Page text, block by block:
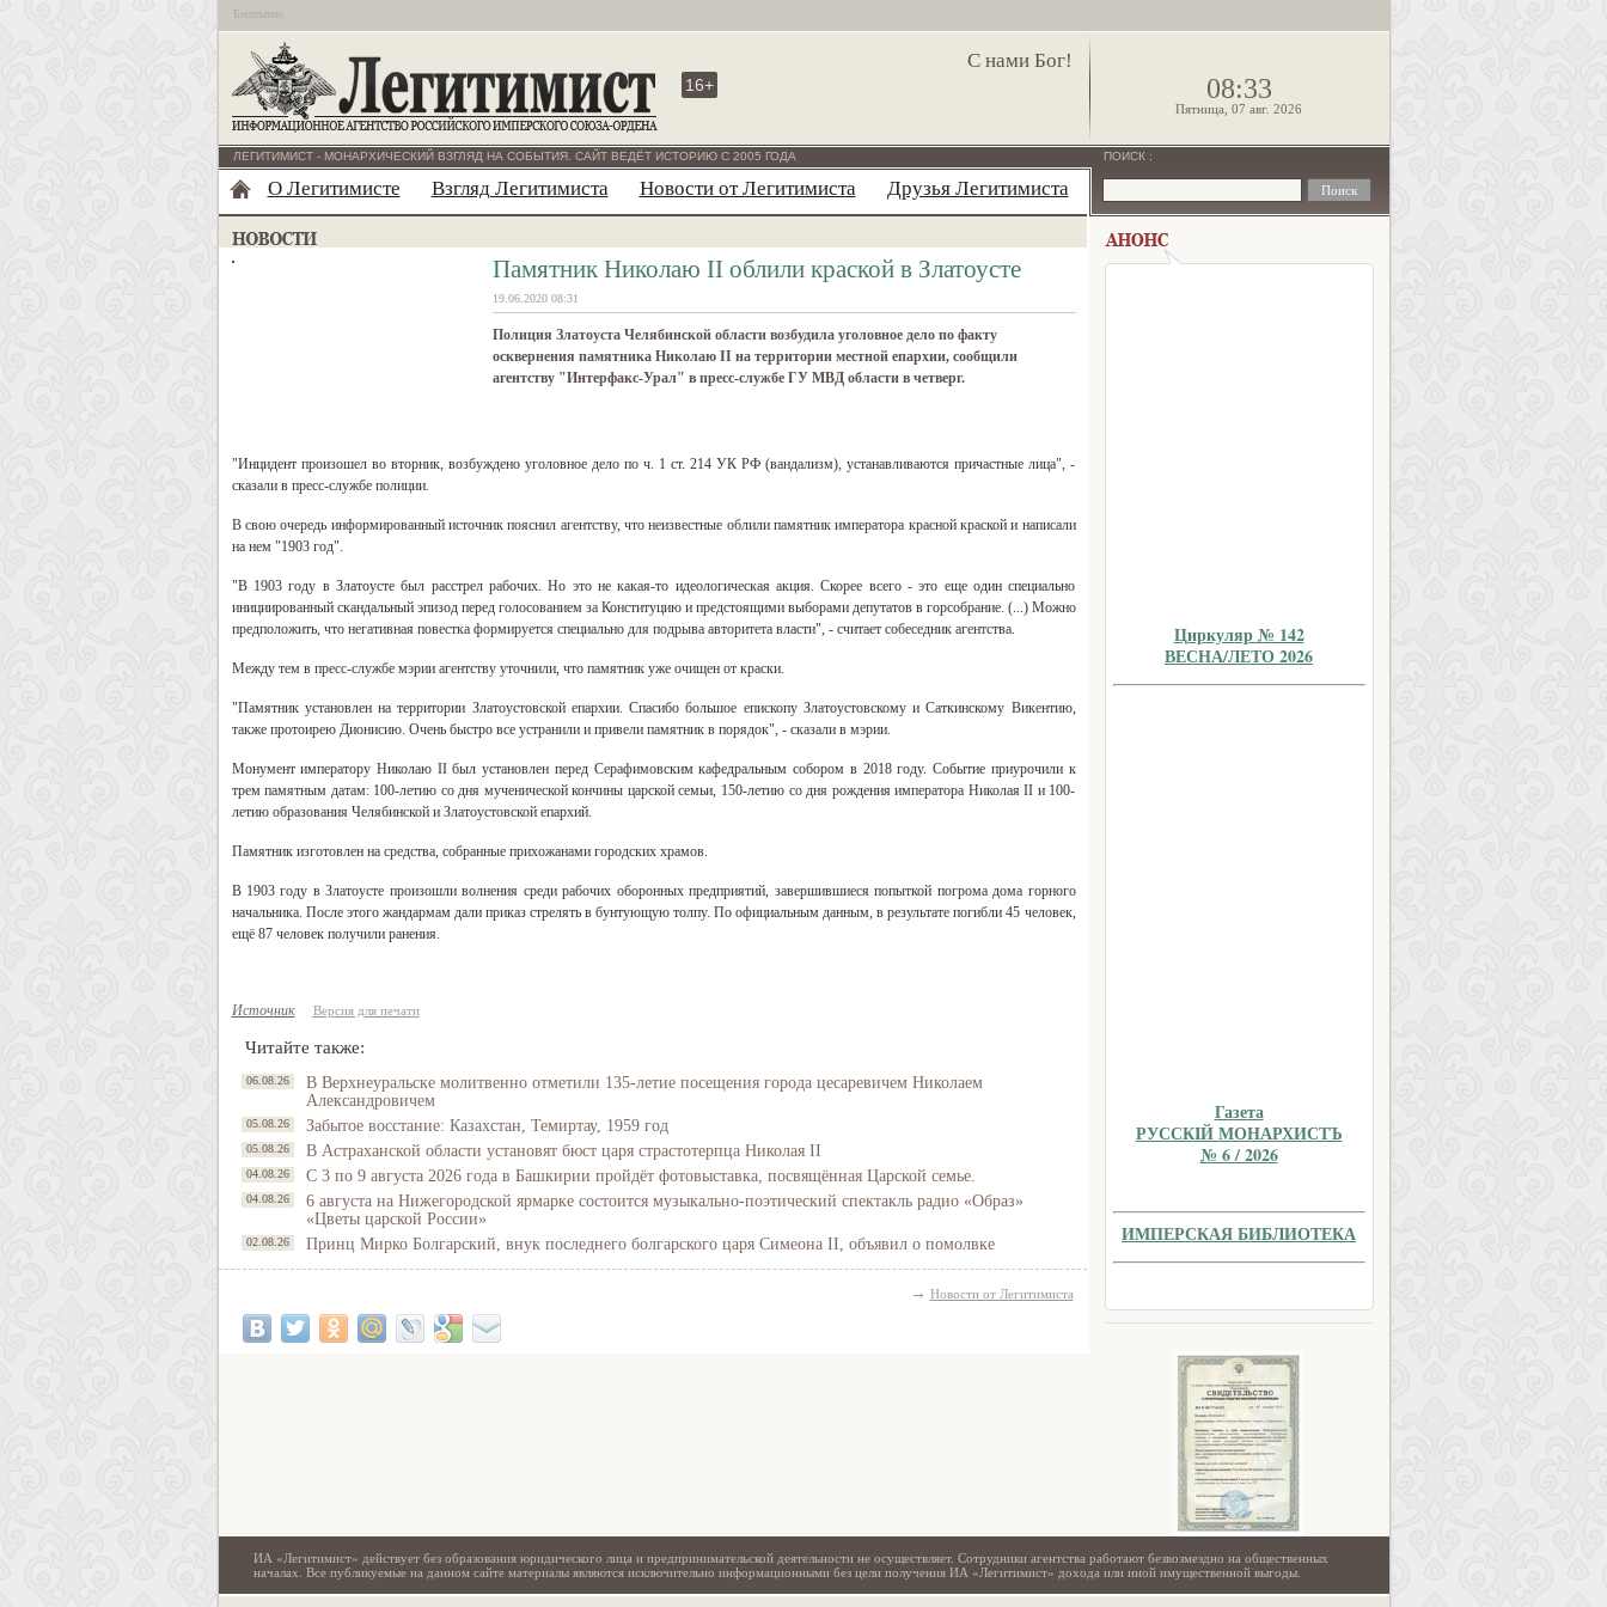
Бесплатно
С нами Бог!
16+ 08:33
Пятница, 07 авг. 2026
ЛЕГИТИМИСТ - МОНАРХИЧЕСКИЙ ВЗГЛЯД НА СОБЫТИЯ. САЙТ ВЕДЁТ ИСТОРИЮ С 2005 ГОДА
О Легитимисте Взгляд Легитимиста Новости от Легитимиста Друзья Легитимиста
Памятник Николаю II облили краской в Златоусте
19.06.2020 08:31
Полиция Златоуста Челябинской области возбудила уголовное дело по факту
осквернения памятника Николаю II на территории местной епархии, сообщили
агентству "Интерфакс-Урал" в пресс-службе ГУ МВД области в четверг.
"Инцидент произошел во вторник, возбуждено уголовное дело по ч. 1 ст. 214 УК РФ (вандализм), устанавливаются причастные лица", -
сказали в пресс-службе полиции.
В свою очередь информированный источник пояснил агентству, что неизвестные облили памятник императора красной краской и написали
на нем "1903 год".
"В 1903 году в Златоусте был расстрел рабочих. Но это не какая-то идеологическая акция. Скорее всего - это еще один специально
инициированный скандальный эпизод перед голосованием за Конституцию и предстоящими выборами депутатов в горсобрание. (...) Можно
предположить, что негативная повестка формируется специально для подрыва авторитета власти", - считает собеседник агентства.
Между тем в пресс-службе мэрии агентству уточнили, что памятник уже очищен от краски.
"Памятник установлен на территории Златоустовской епархии. Спасибо большое епископу Златоустовскому и Саткинскому Викентию,
также протоирею Дионисию. Очень быстро все устранили и привели памятник в порядок", - сказали в мэрии.
Монумент императору Николаю II был установлен перед Серафимовским кафедральным собором в 2018 году. Событие приурочили к
трем памятным датам: 100-летию со дня мученической кончины царской семьи, 150-летию со дня рождения императора Николая II и 100-
летию образования Челябинской и Златоустовской епархий.
Памятник изготовлен на средства, собранные прихожанами городских храмов.
В 1903 году в Златоусте произошли волнения среди рабочих оборонных предприятий, завершившиеся попыткой погрома дома горного
начальника. После этого жандармам дали приказ стрелять в бунтующую толпу. По официальным данным, в результате погибли 45 человек,
ещё 87 человек получили ранения.
Источник Версия для печати
Читайте также:
06.08.26
В Верхнеуральске молитвенно отметили 135-летие посещения города цесаревичем Николаем
Александровичем
05.08.26 Забытое восстание: Казахстан, Темиртау, 1959 год
05.08.26 В Астраханской области установят бюст царя страстотерпца Николая II
04.08.26 С 3 по 9 августа 2026 года в Башкирии пройдёт фотовыставка, посвящённая Царской семье.
04.08.26
6 августа на Нижегородской ярмарке состоится музыкально-поэтический спектакль радио «Образ»
«Цветы царской России»
02.08.26 Принц Мирко Болгарский, внук последнего болгарского царя Симеона II, объявил о помолвке
→ Новости от Легитимиста
ПОИСК :
Циркуляр № 142
ВЕСНА/ЛЕТО 2026
Газета
РУССКIЙ МОНАРХИСТЪ
№ 6 / 2026
ИМПЕРСКАЯ БИБЛИОТЕКА
ИА «Легитимист» действует без образования юридического лица и предпринимательской деятельности не осуществляет. Сотрудники агентства работают безвозмездно на общественных
началах. Все публикуемые на данном сайте материалы являются исключительно информационными без цели получения ИА «Легитимист» дохода или иной имущественной выгоды.